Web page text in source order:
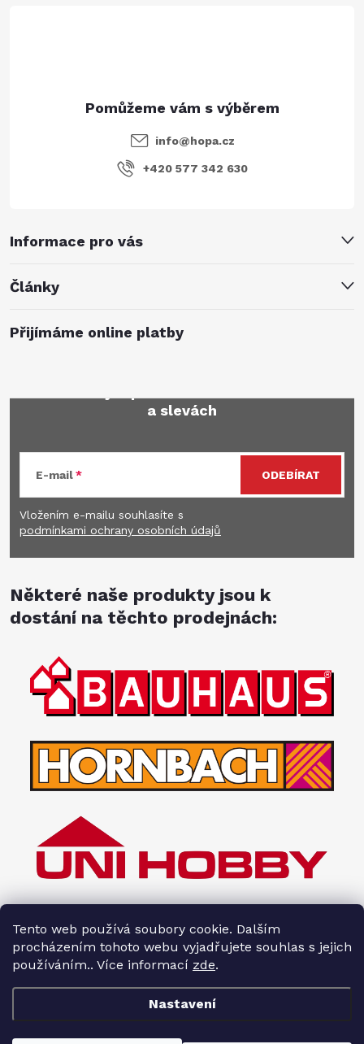
Tento web používá soubory cookie. Dalším
procházením tohoto webu vyjadřujete souhlas s jejich
používáním.. Více informací zde.
Nastavení
Informace pro vás
Články
info@hopa.cz
+420 577 342 630
Přijímáme online platby
a slevách
E-mail
Vložením e-mailu souhlasíte s
podmínkami ochrany osobních údajů
ODEBÍRAT
Některé naše produkty jsou k
dostání na těchto prodejnách: